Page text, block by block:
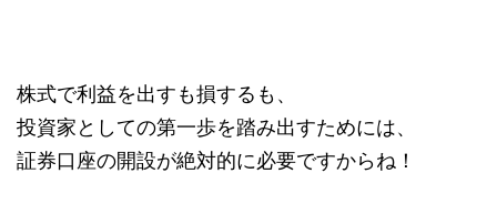
株式で利益を出すも損するも、
投資家としての第一歩を踏み出すためには、
証券口座の開設が絶対的に必要ですからね！